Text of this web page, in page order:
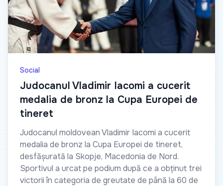
Social
Judocanul Vladimir Iacomi a cucerit
medalia de bronz la Cupa Europei de
tineret
Judocanul moldovean Vladimir Iacomi a cucerit
medalia de bronz la Cupa Europei de tineret,
desfășurată la Skopje, Macedonia de Nord.
Sportivul a urcat pe podium după ce a obținut trei
victorii în categoria de greutate de până la 60 de